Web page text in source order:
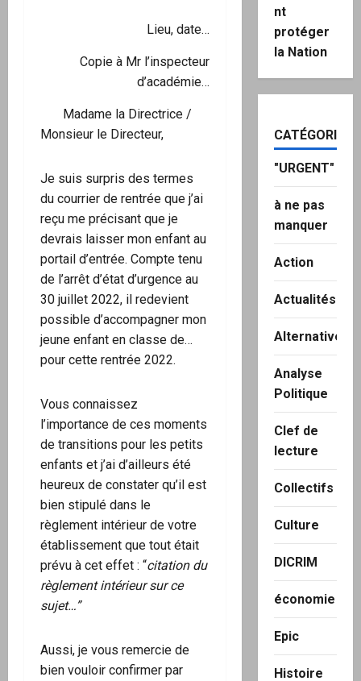
Lieu, date…
Copie à Mr l’inspecteur
d’académie…
Madame la Directrice /
Monsieur le Directeur,
Je suis surpris des termes
du courrier de rentrée que j’ai
reçu me précisant que je
devrais laisser mon enfant au
portail d’entrée. Compte tenu
de l’arrêt d’état d’urgence au
30 juillet 2022, il redevient
possible d’accompagner mon
jeune enfant en classe de…
pour cette rentrée 2022.
Vous connaissez
l’importance de ces moments
de transitions pour les petits
enfants et j’ai d’ailleurs été
heureux de constater qu’il est
bien stipulé dans le
règlement intérieur de votre
établissement que tout était
prévu à cet effet : “citation du
règlement intérieur sur ce
sujet…”
Aussi, je vous remercie de
bien vouloir confirmer par
nt
protéger
la Nation
CATÉGORIES
"URGENT"
à ne pas
manquer
Action
Actualités
Alternatives
Analyse
Politique
Clef de
lecture
Collectifs
Culture
DICRIM
économie
Epic
Histoire